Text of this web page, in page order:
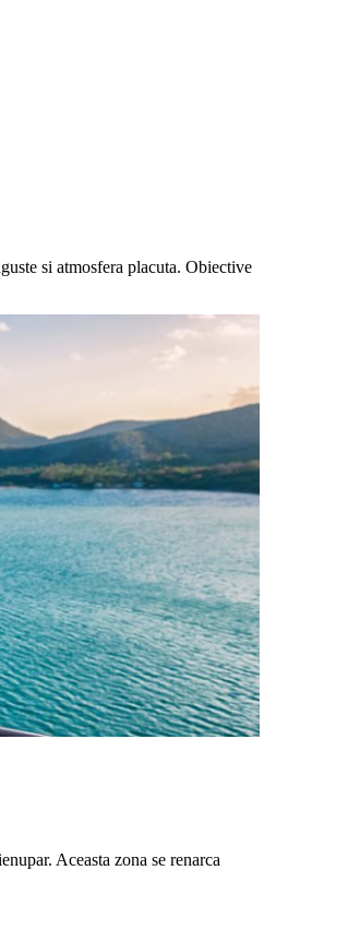
si atmosfera placuta. Obiective
Aceasta zona se renarca